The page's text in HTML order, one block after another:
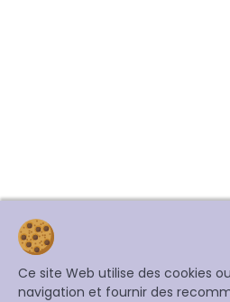
Ce site Web utilise des cookies
navigation et fournir des